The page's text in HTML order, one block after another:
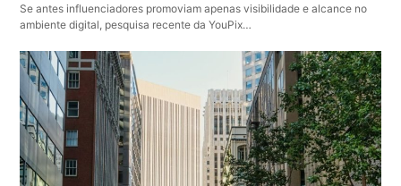
Se antes influenciadores promoviam apenas visibilidade e alcance no
ambiente digital, pesquisa recente da YouPix…